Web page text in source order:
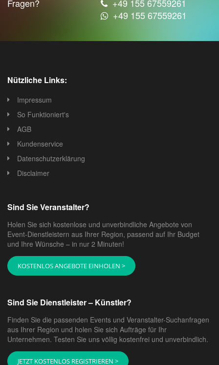
Fragen?
+49 155 67559261
+49 155 67559261
Nützliche Links:
Impressum
So Funktioniert's
AGB
Kundenservice
Datenschutzerklärung
Disclaimer
Sind Sie Veranstalter?
Holen Sie sich kostenlose und unverbindliche Angebote von
Event-Dienstleistern aus Ihrer Region, passend auf Ihr Budget
und Ihre Wünsche – in nur 2 Minuten!
KOSTENLOS ANGEBOTE EINHOLEN >
Sind Sie Dienstleister – Künstler?
Finden Sie die passenden Events und Veranstalter-Suchanfragen
aus Ihrer Region und holen Sie sich Aufträge für Ihr
Unternehmen. Testen Sie uns völlig kostenfrei und unverbindlich.
JETZT KOSTENLOS REGISTRIEREN >